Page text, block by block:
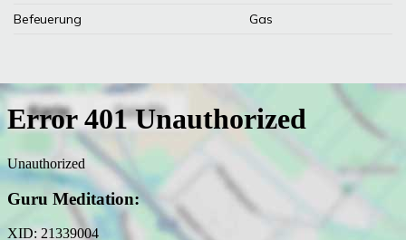
Befeuerung
Gas